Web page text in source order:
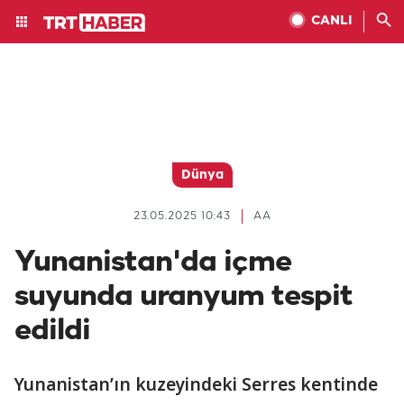
CANLI
Dünya
AA
23.05.2025 10:43
Yunanistan'da içme
suyunda uranyum tespit
edildi
Yunanistan’ın kuzeyindeki Serres kentinde